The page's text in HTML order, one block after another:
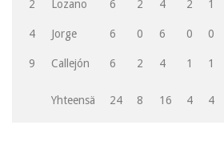
2 Lozano 6 2 4 2 1
4 Jorge 6 0 6 0 0
9 Callejón 6 2 4 1 1
Yhteensä 24 8 16 4 4